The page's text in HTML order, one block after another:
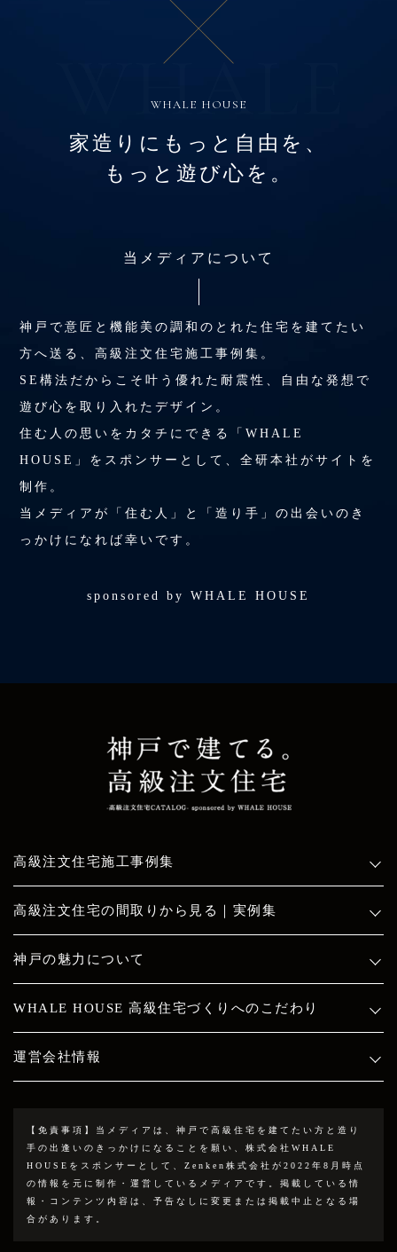
WHALE HOUSE
家造りにもっと自由を、
もっと遊び心を。
当メディアについて
神戸で意匠と機能美の調和のとれた住宅を建てたい
方へ送る、高級注文住宅施工事例集。
SE構法だからこそ叶う優れた耐震性、自由な発想で
遊び心を取り入れたデザイン。
住む人の思いをカタチにできる「WHALE
HOUSE」をスポンサーとして、全研本社がサイトを
制作。
当メディアが「住む人」と「造り手」の出会いのき
っかけになれば幸いです。
sponsored by WHALE HOUSE
高級注文住宅施工事例集
高級注文住宅の間取りから見る｜実例集
神戸の魅力について
WHALE HOUSE 高級住宅づくりへのこだわり
運営会社情報
【免責事項】 当メディアは、神戸で高級住宅を建てたい方と造り
手の出逢いのきっかけになることを願い、株式会社WHALE
HOUSEをスポンサーとして、Zenken株式会社が2022年8月時点
の情報を元に制作・運営しているメディアです。掲載している情
報・コンテンツ内容は、予告なしに変更または掲載中止となる場
合があります。